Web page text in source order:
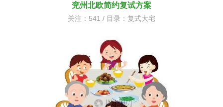
兖州北欧简约复试方案
关注：541 / 目录： 复式大宅